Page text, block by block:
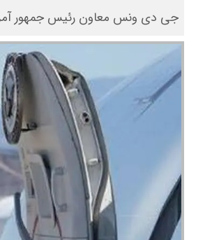
جی ‌دی ونس معاون رئیس جمهور